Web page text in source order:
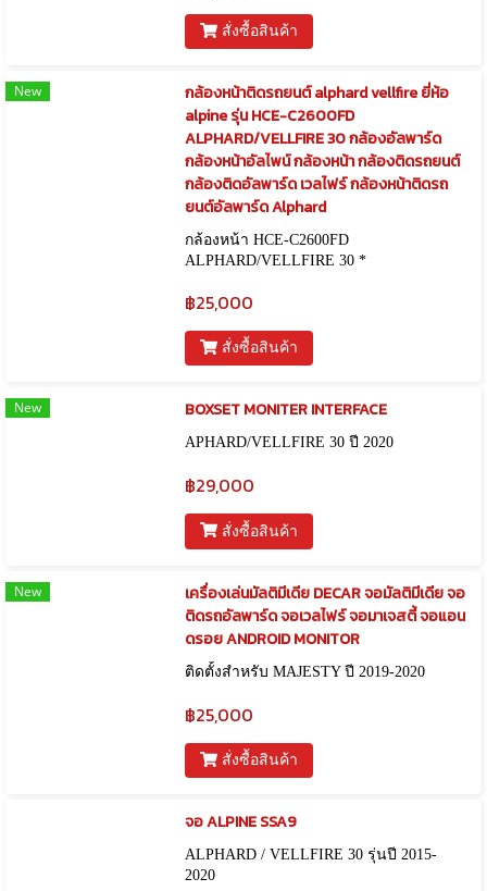
สั่งซื้อสินค้า
New
กล้องหน้าติดรถยนต์ alphard vellfire ยี่ห้อ
alpine รุ่น HCE-C2600FD
ALPHARD/VELLFIRE 30 กล้องอัลพาร์ด
กล้องหน้าอัลไพน์ กล้องหน้า กล้องติดรถยนต์
กล้องติดอัลพาร์ด เวลไฟร์ กล้องหน้าติดรถ
ยนต์อัลพาร์ด Alphard
กล้องหน้า HCE-C2600FD
ALPHARD/VELLFIRE 30 *
฿25,000
สั่งซื้อสินค้า
New BOXSET MONITER INTERFACE
APHARD/VELLFIRE 30 ปี 2020
฿29,000
สั่งซื้อสินค้า
New
เครื่องเล่นมัลติมีเดีย DECAR จอมัลติมีเดีย จอ
ติดรถอัลพาร์ด จอเวลไฟร์ จอมาเจสตี้ จอแอน
ดรอย ANDROID MONITOR
ติดตั้งสำหรับ MAJESTY ปี 2019-2020
฿25,000
สั่งซื้อสินค้า
จอ ALPINE SSA9
ALPHARD / VELLFIRE 30 รุ่นปี 2015-
2020